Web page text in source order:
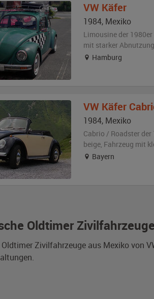
Oldtimer
Zivilfahrzeuge aus Mexiko von
VW Käfer
1984, Mexiko
Limousine der 1980er
mit starker
Hamburg
VW Käfer
1984, Mexiko
Cabrio / Roadster der
beige, Fahrzeug mit
Bayern